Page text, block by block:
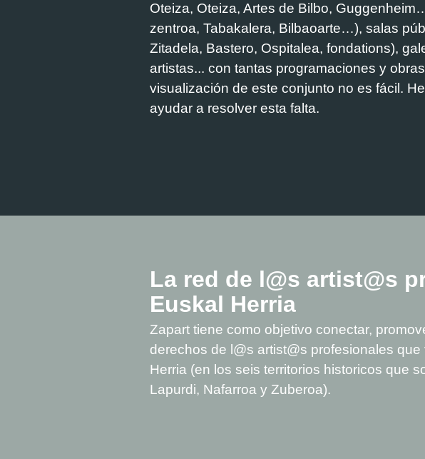
Oteiza, Oteiza, Artes de Bilbo,
zentroa, Tabakalera, Bilbaoarte…), salas
Zitadela, Bastero, Ospitalea, fondations),
artistas... con tantas programaciones y
visualización de este conjunto no es fácil.
ayudar a resolver esta falta.
La red de l@s artist@s
Euskal Herria
Zapart tiene como objetivo conectar,
derechos de l@s artist@s profesionales
Herria (en los seis territorios historicos que
Lapurdi, Nafarroa y Zuberoa).